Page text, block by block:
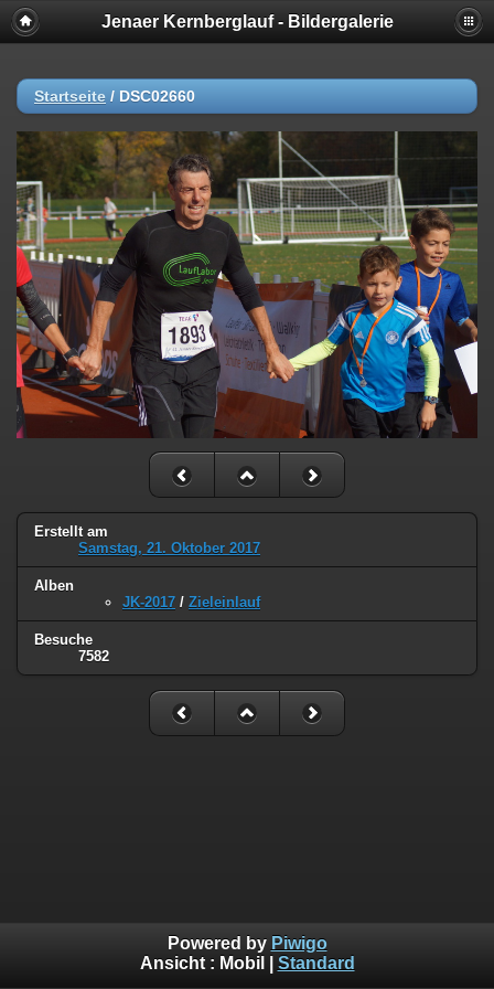
Jenaer Kernberglauf - Bildergalerie
Startseite / DSC02660
Erstellt am
Samstag, 21. Oktober 2017
Alben
JK-2017 / Zieleinlauf
Besuche
7582
Powered by Piwigo
Ansicht : Mobil Standard